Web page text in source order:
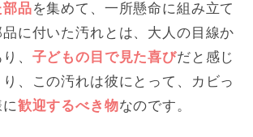
品を集めて、一所懸命に組み立て
に付いた汚れとは、大人の目線か
、 子どもの目で見た喜びだと感じ
、この汚れは彼にとって、カビっ
歓迎するべき物なのです。